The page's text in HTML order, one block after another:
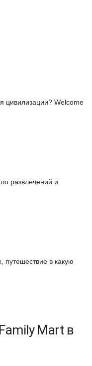
цивилизации? Welcome
развлечений и
путешествие в какую
Mart в